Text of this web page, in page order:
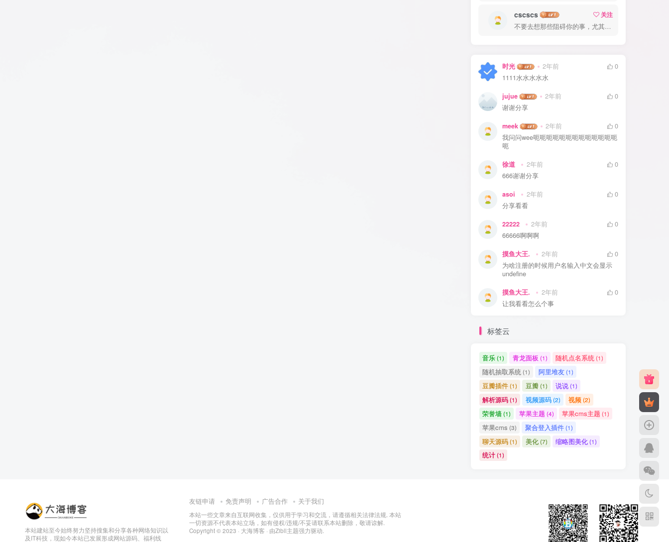
cscscs
关注
不要去想那些阻碍你的事，尤其是那些自己想象出来的事
时光 2年前
0
1111水水水水水
jujue 2年前
0
谢谢分享
meek 2年前
0
我问问wee呃呃呃呃呃呃呃呃呃呃呃呃呃
呃
徐道 2年前
0
666谢谢分享
asoi 2年前
0
分享看看
22222 2年前
0
66666啊啊啊
摸鱼大王. 2年前
0
为啥注册的时候用户名输入中文会显示
undefine
摸鱼大王. 2年前
0
让我看看怎么个事
标签云
音乐(1) 青龙面板 (1) 随机点名系统(1)
随机抽取系统(1) 阿里堆友(1)
豆瓣插件(1) 豆瓣(1) 说说(1)
解析源码(1) 视频源码(2) 视频(2)
荣誉墙(1) 苹果主题 (4) 苹果cms主题 (1)
苹果cms (3) 聚合登入插件(1)
聊天源码(1) 美化(7) 缩略图美化(1)
统计(1)
本站建站至今始终努力坚持搜集和分享各种网络知识以
及IT科技，现如今本站已发展形成网站源码、福利线
友链申请 免责声明 广告合作 关于我们
本站一些文章来自互联网收集，仅供用于学习和交流，请遵循相关法律法规. 本站
一切资源不代表本站立场，如有侵权/违规/不妥请联系本站删除，敬请谅解.
Copyright © 2023 · 大海博客 · 由Zibll主题强力驱动.